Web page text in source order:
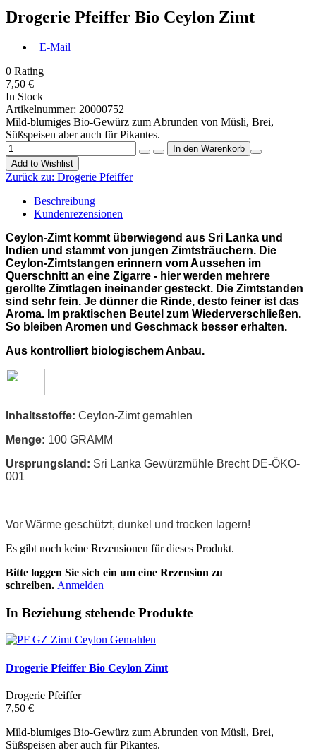
Drogerie Pfeiffer Bio Ceylon Zimt
E-Mail
0 Rating
7,50 €
In Stock
Artikelnummer: 20000752
Mild-blumiges Bio-Gewürz zum Abrunden von Müsli, Brei,
Süßspeisen aber auch für Pikantes.
Add to Wishlist
Zurück zu: Drogerie Pfeiffer
Beschreibung
Kundenrezensionen
Ceylon-Zimt kommt überwiegend aus Sri Lanka und
Indien und stammt von jungen Zimtsträuchern. Die
Ceylon-Zimtstangen erinnern vom Aussehen im
Querschnitt an eine Zigarre - hier werden mehrere
gerollte Zimtlagen ineinander gesteckt. Die Zimtstanden
sind sehr fein. Je dünner die Rinde, desto feiner ist das
Aroma. Im praktischen Beutel zum Wiederverschließen.
So bleiben Aromen und Geschmack besser erhalten.
Aus kontrolliert biologischem Anbau.
Inhaltsstoffe: Ceylon-Zimt gemahlen
Menge: 100 GRAMM
Ursprungsland: Sri Lanka Gewürzmühle Brecht DE-ÖKO-
001
Vor Wärme geschützt, dunkel und trocken lagern!
Es gibt noch keine Rezensionen für dieses Produkt.
Bitte loggen Sie sich ein um eine Rezension zu
schreiben. Anmelden
In Beziehung stehende Produkte
Drogerie Pfeiffer Bio Ceylon Zimt
Drogerie Pfeiffer
7,50 €
Mild-blumiges Bio-Gewürz zum Abrunden von Müsli, Brei,
Süßspeisen aber auch für Pikantes.